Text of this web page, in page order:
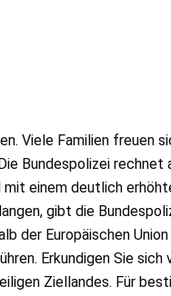
Viele Familien freuen
Bundespolizei rechnet
einem deutlich
gibt die
der Europäischen
Erkundigen Sie sich
Ziellandes. Für